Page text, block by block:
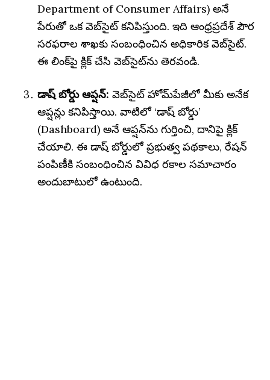
Department of Consumer Affairs) అనే
పేరుతో ఒక వెబ్‌సైట్ కనిపిస్తుంది. ఇది ఆంధ్రప్రదేశ్ పౌర
సరఫరాల శాఖకు సంబంధించిన అధికారిక వెబ్‌సైట్.
ఈ లింక్‌పై క్లిక్ చేసి వెబ్‌సైట్‌ను తెరవండి.
డాష్ బోర్డు ఆప్షన్: వెబ్‌సైట్ హోమ్‌పేజీలో మీకు అనేక
ఆప్షన్లు కనిపిస్తాయి. వాటిలో ‘డాష్ బోర్డు’
(Dashboard) అనే ఆప్షన్‌ను గుర్తించి, దానిపై క్లిక్
చేయాలి. ఈ డాష్ బోర్డులో ప్రభుత్వ పథకాలు, రేషన్
పంపిణీకి సంబంధించిన వివిధ రకాల సమాచారం
అందుబాటులో ఉంటుంది.